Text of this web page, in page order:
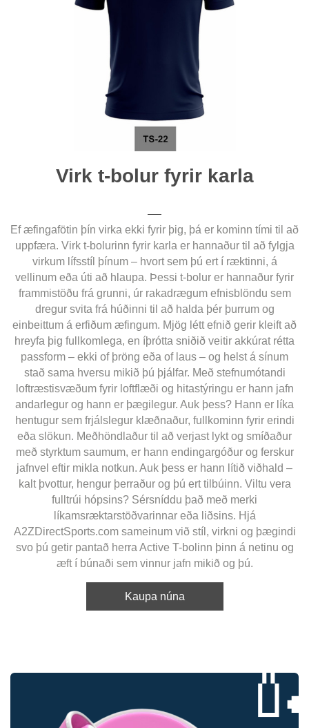
Virk t-bolur fyrir karla
Ef æfingafötin þín virka ekki fyrir þig, þá er kominn tími til að
uppfæra. Virk t-bolurinn fyrir karla er hannaður til að fylgja
virkum lífsstíl þínum – hvort sem þú ert í ræktinni, á
vellinum eða úti að hlaupa. Þessi t-bolur er hannaður fyrir
frammistöðu frá grunni, úr rakadrægum efnisblöndu sem
dregur svita frá húðinni til að halda þér þurrum og
einbeittum á erfiðum æfingum. Mjög létt efnið gerir kleift að
hreyfa þig fullkomlega, en íþrótta sniðið veitir akkúrat rétta
passform – ekki of þröng eða of laus – og helst á sínum
stað sama hversu mikið þú þjálfar. Með stefnumótandi
loftræstisvæðum fyrir loftflæði og hitastýringu er hann jafn
andarlegur og hann er þægilegur. Auk þess? Hann er líka
hentugur sem frjálslegur klæðnaður, fullkominn fyrir erindi
eða slökun. Meðhöndlaður til að verjast lykt og smíðaður
með styrktum saumum, er hann endingargóður og ferskur
jafnvel eftir mikla notkun. Auk þess er hann lítið viðhald –
kalt þvottur, hengur þerraður og þú ert tilbúinn. Viltu vera
fulltrúi hópsins? Sérsníddu það með merki
líkamsræktarstöðvarinnar eða liðsins. Hjá
A2ZDirectSports.com sameinum við stíl, virkni og þægindi
svo þú getir pantað herra Active T-bolinn þinn á netinu og
æft í búnaði sem vinnur jafn mikið og þú.
Kaupa núna